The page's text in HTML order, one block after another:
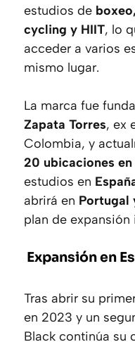
estudios de
cycling y HIIT, lo
acceder a varios
mismo lugar.
La marca fue
Zapata Torres, ex
Colombia, y
20 ubicaciones en
estudios en
abrirá en Portugal
plan de expansión
Expansión en
Tras abrir su
en 2023 y un
Black continúa su